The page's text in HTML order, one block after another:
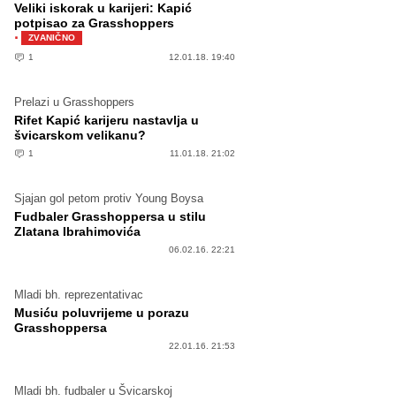
Veliki iskorak u karijeri: Kapić
potpisao za Grasshoppers
·
ZVANIČNO
1
12.01.18. 19:40
Prelazi u Grasshoppers
Rifet Kapić karijeru nastavlja u
švicarskom velikanu?
1 11.01.18. 21:02
Sjajan gol petom protiv Young Boysa
Fudbaler Grasshoppersa u stilu
Zlatana Ibrahimovića
06.02.16. 22:21
Mladi bh. reprezentativac
Musiću poluvrijeme u porazu
Grasshoppersa
22.01.16. 21:53
Mladi bh. fudbaler u Švicarskoj